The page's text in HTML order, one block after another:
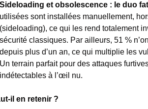
Sideloading et obsolescence : le duo
utilisées sont installées manuellement,
(sideloading), ce qui les rend totalement
sécurité classiques. Par ailleurs, 51 %
depuis plus d’un an, ce qui multiplie les
Un terrain parfait pour des attaques
indétectables à l’œil nu.
il en retenir ?